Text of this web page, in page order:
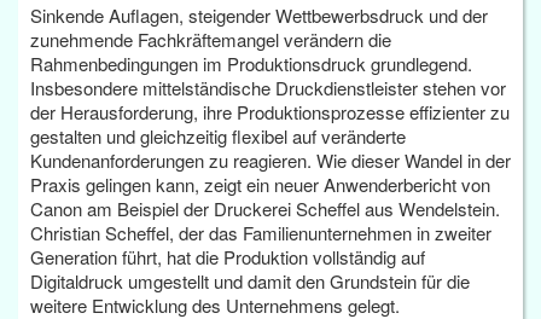
Sinkende Auflagen, steigender Wettbewerbsdruck und der
zunehmende Fachkräftemangel verändern die
Rahmenbedingungen im Produktionsdruck grundlegend.
Insbesondere mittelständische Druckdienstleister stehen vor
der Herausforderung, ihre Produktionsprozesse effizienter zu
gestalten und gleichzeitig flexibel auf veränderte
Kundenanforderungen zu reagieren. Wie dieser Wandel in der
Praxis gelingen kann, zeigt ein neuer Anwenderbericht von
Canon am Beispiel der Druckerei Scheffel aus Wendelstein.
Christian Scheffel, der das Familienunternehmen in zweiter
Generation führt, hat die Produktion vollständig auf
Digitaldruck umgestellt und damit den Grundstein für die
weitere Entwicklung des Unternehmens gelegt.